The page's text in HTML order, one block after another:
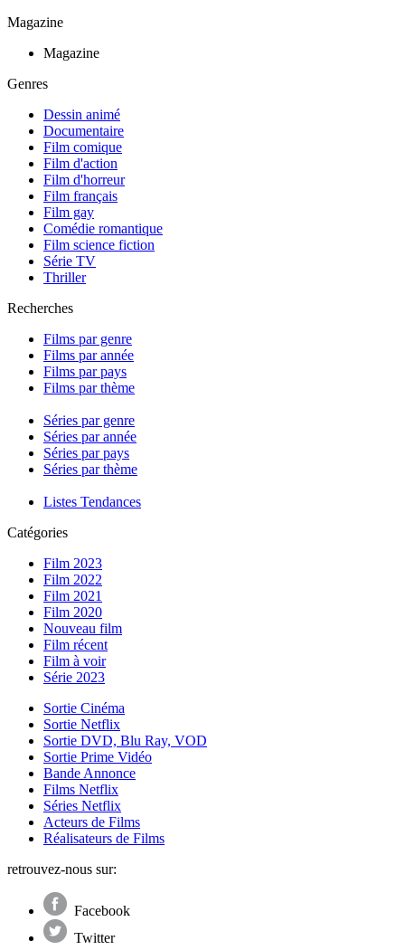
Magazine
Magazine
Genres
Dessin animé
Documentaire
Film comique
Film d'action
Film d'horreur
Film français
Film gay
Comédie romantique
Film science fiction
Série TV
Thriller
Recherches
Films par genre
Films par année
Films par pays
Films par thème
Séries par genre
Séries par année
Séries par pays
Séries par thème
Listes Tendances
Catégories
Film 2023
Film 2022
Film 2021
Film 2020
Nouveau film
Film récent
Film à voir
Série 2023
Sortie Cinéma
Sortie Netflix
Sortie DVD, Blu Ray, VOD
Sortie Prime Vidéo
Bande Annonce
Films Netflix
Séries Netflix
Acteurs de Films
Réalisateurs de Films
retrouvez-nous sur:
Facebook
Twitter